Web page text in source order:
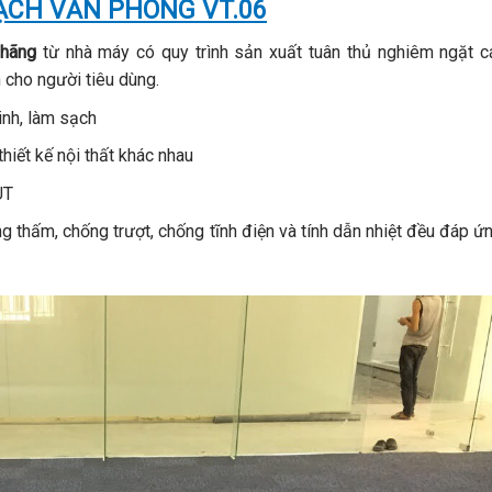
VĂN PHÒNG VT.06
từ nhà máy có quy trình sản xuất tuân thủ nghiêm ngặt
người tiêu dùng.
làm sạch
kế nội thất khác nhau
thấm, chống trượt, chống tĩnh điện và tính dẫn nhiệt đều đáp